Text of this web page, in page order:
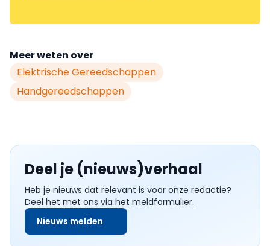
Meer weten over
Elektrische Gereedschappen
Handgereedschappen
Deel je (nieuws)verhaal
Heb je nieuws dat relevant is voor onze redactie?
Deel het met ons via het meldformulier.
Nieuws melden